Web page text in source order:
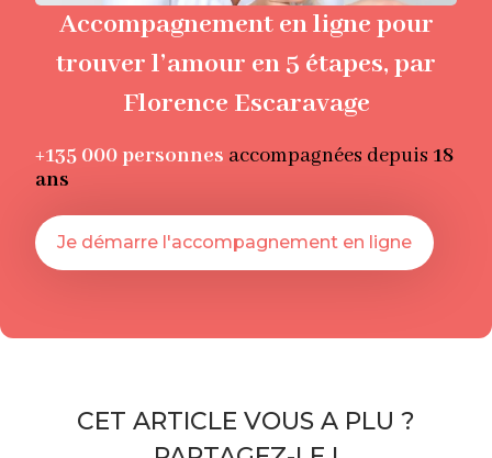
Accompagnement en ligne pour
trouver l’amour en 5 étapes, par
Florence Escaravage
+135 000 personnes accompagnées depuis 18
ans
Je démarre l'accompagnement en ligne
CET ARTICLE VOUS A PLU ?